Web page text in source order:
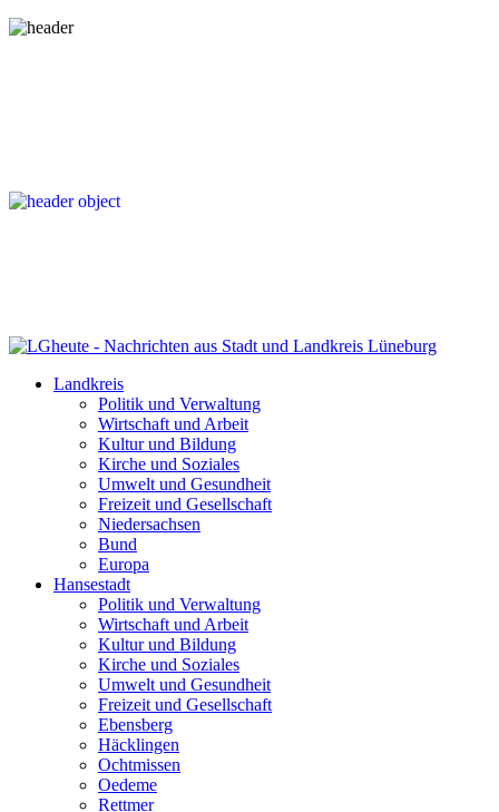
Landkreis
Politik und Verwaltung
Wirtschaft und Arbeit
Kultur und Bildung
Kirche und Soziales
Umwelt und Gesundheit
Freizeit und Gesellschaft
Niedersachsen
Bund
Europa
Hansestadt
Politik und Verwaltung
Wirtschaft und Arbeit
Kultur und Bildung
Kirche und Soziales
Umwelt und Gesundheit
Freizeit und Gesellschaft
Ebensberg
Häcklingen
Ochtmissen
Oedeme
Rettmer